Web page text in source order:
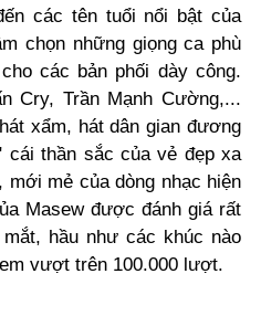
các tên tuổi nổi bật của
chọn những giọng ca phù
các bản phối dày công.
Cry, Trần Mạnh Cường,...
xẩm, hát dân gian đương
cái thần sắc của vẻ đẹp xa
mẻ của dòng nhạc hiện
Masew được đánh giá rất
hầu như các khúc nào
vượt trên 100.000 lượt.